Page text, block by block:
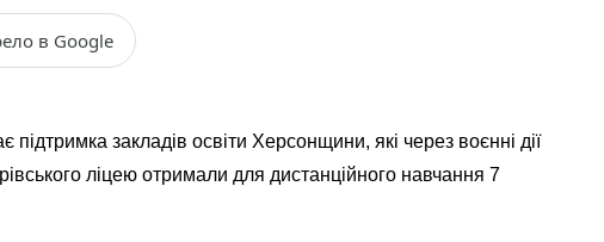
в Google
підтримка закладів освіти Херсонщини, які через воєнні дії
ліцею отримали для дистанційного навчання 7